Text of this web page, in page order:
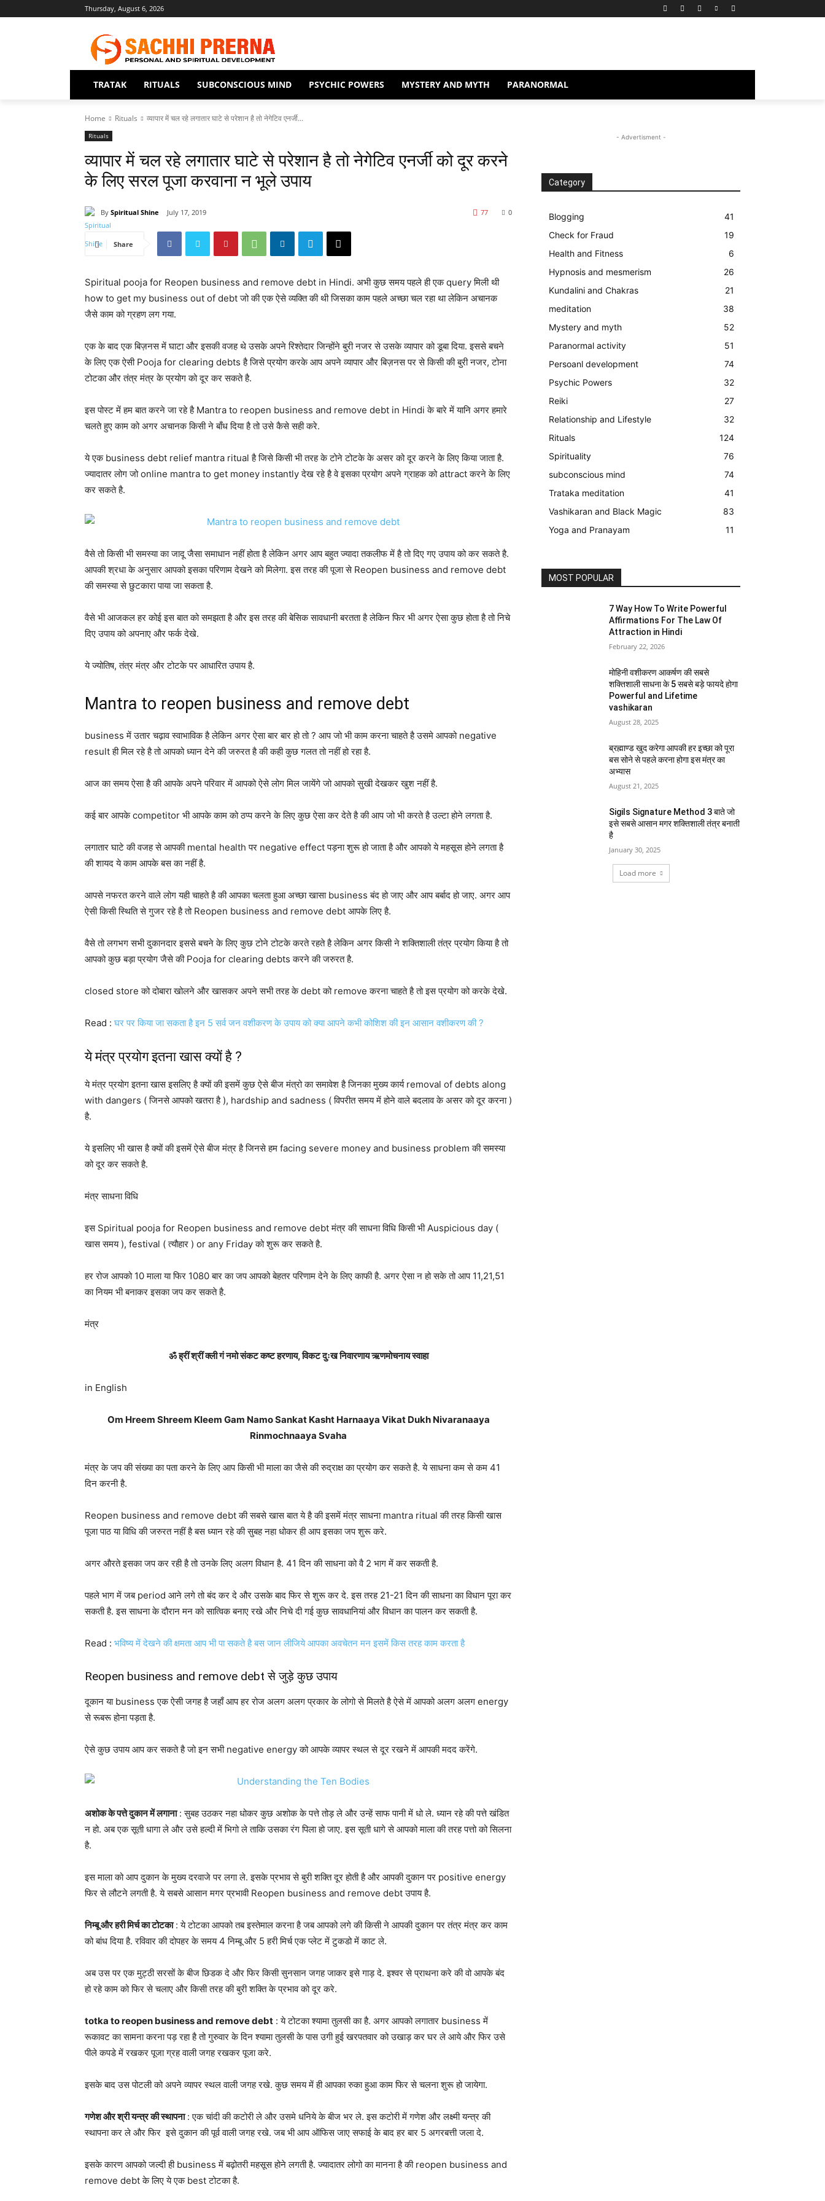
Thursday, August 6, 2026
TRATAK RITUALS SUBCONSCIOUS MIND PSYCHIC POWERS MYSTERY AND MYTH PARANORMAL
Home Rituals व्यापार में चल रहे लगातार घाटे से परेशान है तो नेगेटिव एनर्जी...
Rituals
व्यापार में चल रहे लगातार घाटे से परेशान है तो नेगेटिव एनर्जी को दूर करने
के लिए सरल पूजा करवाना न भूले उपाय
By Spiritual Shine July 17, 2019 0
77
Share
Spiritual pooja for Reopen business and remove debt in Hindi. अभी कुछ समय पहले ही एक query मिली थी
how to get my business out of debt जो की एक ऐसे व्यक्ति की थी जिसका काम पहले अच्छा चल रहा था लेकिन अचानक
जैसे काम को ग्रहण लग गया.
एक के बाद एक बिज़नस में घाटा और इसकी वजह थे उसके अपने रिश्तेदार जिन्होंने बुरी नजर से उसके व्यापार को डूबा दिया. इससे बचने
के लिए एक ऐसी Pooja for clearing debts है जिसे प्रयोग करके आप अपने व्यापार और बिज़नस पर से किसी की बुरी नजर, टोना
टोटका और तंत्र मंत्र के प्रयोग को दूर कर सकते है.
इस पोस्ट में हम बात करने जा रहे है Mantra to reopen business and remove debt in Hindi के बारे में यानि अगर हमारे
चलते हुए काम को अगर अचानक किसी ने बाँध दिया है तो उसे कैसे सही करे.
ये एक business debt relief mantra ritual है जिसे किसी भी तरह के टोने टोटके के असर को दूर करने के लिए किया जाता है.
ज्यादातर लोग जो online mantra to get money instantly देख रहे है वे इसका प्रयोग अपने ग्राहक को attract करने के लिए
कर सकते है.
वैसे तो किसी भी समस्या का जादू जैसा समाधान नहीं होता है लेकिन अगर आप बहुत ज्यादा तकलीफ में है तो दिए गए उपाय को कर सकते है.
आपकी श्रधा के अनुसार आपको इसका परिणाम देखने को मिलेगा. इस तरह की पूजा से Reopen business and remove debt
की समस्या से छुटकारा पाया जा सकता है.
वैसे भी आजकल हर कोई इस बात को समझता है और इस तरह की बेसिक सावधानी बरतता है लेकिन फिर भी अगर ऐसा कुछ होता है तो निचे
दिए उपाय को अपनाए और फर्क देखे.
ये ज्योतिष, तंत्र मंत्र और टोटके पर आधारित उपाय है.
Mantra to reopen business and remove debt
business में उतार चढ़ाव स्वाभाविक है लेकिन अगर ऐसा बार बार हो तो ? आप जो भी काम करना चाहते है उसमे आपको negative
result ही मिल रहे है तो आपको ध्यान देने की जरुरत है की कही कुछ गलत तो नहीं हो रहा है.
आज का समय ऐसा है की आपके अपने परिवार में आपको ऐसे लोग मिल जायेंगे जो आपको सुखी देखकर खुश नहीं है.
कई बार आपके competitor भी आपके काम को ठप्प करने के लिए कुछ ऐसा कर देते है की आप जो भी करते है उल्टा होने लगता है.
लगातार घाटे की वजह से आपकी mental health पर negative effect पड़ना शुरू हो जाता है और आपको ये महसूस होने लगता है
की शायद ये काम आपके बस का नहीं है.
आपसे नफरत करने वाले लोग यही चाहते है की आपका चलता हुआ अच्छा खासा business बंद हो जाए और आप बर्बाद हो जाए. अगर आप
ऐसी किसी स्थिति से गुजर रहे है तो Reopen business and remove debt आपके लिए है.
वैसे तो लगभग सभी दुकानदार इससे बचने के लिए कुछ टोने टोटके करते रहते है लेकिन अगर किसी ने शक्तिशाली तंत्र प्रयोग किया है तो
आपको कुछ बड़ा प्रयोग जैसे की Pooja for clearing debts करने की जरुरत है.
closed store को दोबारा खोलने और खासकर अपने सभी तरह के debt को remove करना चाहते है तो इस प्रयोग को करके देखे.
Read :घर पर किया जा सकता है इन 5 सर्व जन वशीकरण के उपाय को क्या आपने कभी कोशिश की इन आसान वशीकरण की ?
ये मंत्र प्रयोग इतना खास क्यों है ?
ये मंत्र प्रयोग इतना खास इसलिए है क्यों की इसमें कुछ ऐसे बीज मंत्रो का समावेश है जिनका मुख्य कार्य removal of debts along
with dangers ( जिनसे आपको खतरा है ), hardship and sadness ( विपरीत समय में होने वाले बदलाव के असर को दूर करना )
है.
ये इसलिए भी खास है क्यों की इसमें ऐसे बीज मंत्र है जिनसे हम facing severe money and business problem की समस्या
को दूर कर सकते है.
मंत्र साधना विधि
इस Spiritual pooja for Reopen business and remove debt मंत्र की साधना विधि किसी भी Auspicious day (
खास समय ), festival ( त्यौहार ) or any Friday को शुरू कर सकते है.
हर रोज आपको 10 माला या फिर 1080 बार का जप आपको बेहतर परिणाम देने के लिए काफी है. अगर ऐसा न हो सके तो आप 11,21,51
का नियम भी बनाकर इसका जप कर सकते है.
मंत्र
ॐ ह्रीं श्रीं क्ली गं नमो संकट कष्ट हरणाय, विकट दुःख निवारणाय ऋणमोचनाय स्वाहा
in English
Om Hreem Shreem Kleem Gam Namo Sankat Kasht Harnaaya Vikat Dukh Nivaranaaya
Rinmochnaaya Svaha
मंत्र के जप की संख्या का पता करने के लिए आप किसी भी माला का जैसे की रुद्राक्ष का प्रयोग कर सकते है. ये साधना कम से कम 41
दिन करनी है.
Reopen business and remove debt की सबसे खास बात ये है की इसमें मंत्र साधना mantra ritual की तरह किसी खास
पूजा पाठ या विधि की जरुरत नहीं है बस ध्यान रहे की सुबह नहा धोकर ही आप इसका जप शुरू करे.
अगर औरते इसका जप कर रही है तो उनके लिए अलग विधान है. 41 दिन की साधना को वै 2 भाग में कर सकती है.
पहले भाग में जब period आने लगे तो बंद कर दे और उसके बाद फिर से शुरू कर दे. इस तरह 21-21 दिन की साधना का विधान पूरा कर
सकती है. इस साधना के दौरान मन को सात्विक बनाए रखे और निचे दी गई कुछ सावधानियां और विधान का पालन कर सकती है.
Read : भविष्य में देखने की क्षमता आप भी पा सकते है बस जान लीजिये आपका अवचेतन मन इसमें किस तरह काम करता है
Reopen business and remove debt से जुड़े कुछ उपाय
दूकान या business एक ऐसी जगह है जहाँ आप हर रोज अलग अलग प्रकार के लोगो से मिलते है ऐसे में आपको अलग अलग energy
से रूबरू होना पड़ता है.
ऐसे कुछ उपाय आप कर सकते है जो इन सभी negative energy को आपके व्यापर स्थल से दूर रखने में आपकी मदद करेंगे.
अशोक के पत्ते दुकान में लगाना: सुबह उठकर नहा धोकर कुछ अशोक के पत्ते तोड़ ले और उन्हें साफ पानी में धो ले. ध्यान रहे की पत्ते खंडित
न हो. अब एक सूती धागा ले और उसे हल्दी में भिगो ले ताकि उसका रंग पिला हो जाए. इस सूती धागे से आपको माला की तरह पत्तो को सिलना
है.
इस माला को आप दुकान के मुख्य दरवाजे पर लगा ले. इसके प्रभाव से बुरी शक्ति दूर होती है और आपकी दुकान पर positive energy
फिर से लौटने लगती है. ये सबसे आसान मगर प्रभावी Reopen business and remove debt उपाय है.
निम्बू और हरी मिर्च का टोटका: ये टोटका आपको तब इस्तेमाल करना है जब आपको लगे की किसी ने आपकी दुकान पर तंत्र मंत्र कर काम
को बांध दिया है. रविवार की दोपहर के समय 4 निम्बू और 5 हरी मिर्च एक प्लेट में टुकडो में काट ले.
अब उस पर एक मुट्ठी सरसों के बीज छिडक दे और फिर किसी सुनसान जगह जाकर इसे गाड़ दे. इश्वर से प्राथना करे की वो आपके बंद
हो रहे काम को फिर से चलाए और किसी तरह की बुरी शक्ति के प्रभाव को दूर करे.
totka to reopen business and remove debt : ये टोटका श्यामा तुलसी का है. अगर आपको लगातार business में
रूकावट का सामना करना पड़ रहा है तो गुरुवार के दिन श्यामा तुलसी के पास उगी हुई खरपतवार को उखाड़ कर घर ले आये और फिर उसे
पीले कपडे में रखकर पूजा ग्रह वाली जगह रखकर पूजा करे.
इसके बाद उस पोटली को अपने व्यापर स्थल वाली जगह रखे. कुछ समय में ही आपका रुका हुआ काम फिर से चलना शुरू हो जायेगा.
गणेश और श्री यन्त्र की स्थापना: एक चांदी की कटोरी ले और उसमे धनिये के बीज भर ले. इस कटोरी में गणेश और लक्ष्मी यन्त्र की
स्थापना कर ले और फिर इसे दुकान की पूर्व वाली जगह रखे. जब भी आप ऑफिस जाए सफाई के बाद हर बार 5 अगरबत्ती जला दे.
इसके कारण आपको जल्दी ही business में बढ़ोतरी महसूस होने लगती है. ज्यादातर लोगो का मानना है की reopen business and
remove debt के लिए ये एक best टोटका है.
- Advertisment -
Category
Blogging
41
Check for Fraud
19
Health and Fitness
6
Hypnosis and mesmerism
26
Kundalini and Chakras
21
meditation
38
Mystery and myth
52
Paranormal activity
51
Persoanl development
74
Psychic Powers
32
Reiki
27
Relationship and Lifestyle
32
Rituals
124
Spirituality
76
subconscious mind
74
Trataka meditation
41
Vashikaran and Black Magic
83
Yoga and Pranayam
11
MOST POPULAR
7 Way How To Write Powerful
Affirmations For The Law Of
Attraction in Hindi
February 22, 2026
मोहिनी वशीकरण आकर्षण की सबसे
शक्तिशाली साधना के 5 सबसे बड़े फायदे होगा
Powerful and Lifetime
vashikaran
August 28, 2025
ब्रह्माण्ड खुद करेगा आपकी हर इच्छा को पूरा
बस सोने से पहले करना होगा इस मंत्र का
अभ्यास
August 21, 2025
Sigils Signature Method 3 बाते जो
इसे सबसे आसान मगर शक्तिशाली तंत्र बनाती
है
January 30, 2025
Load more